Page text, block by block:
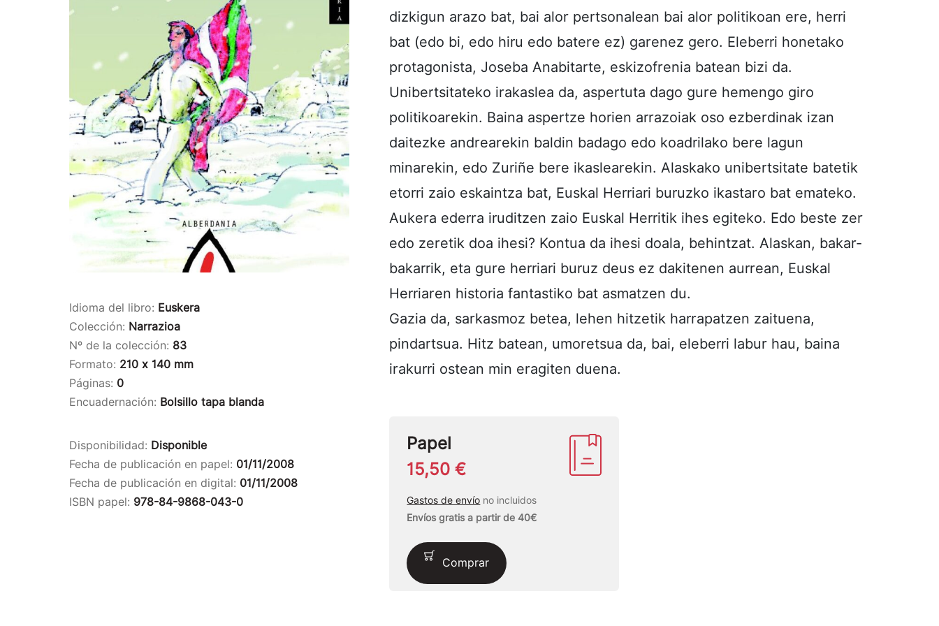
Idioma del libro: Euskera
Colección: Narrazioa
Nº de la colección: 83
Formato: 210 x 140 mm
Páginas: 0
Encuadernación: Bolsillo tapa blanda
Disponibilidad: Disponible
Fecha de publicación en papel: 01/11/2008
Fecha de publicación en digital: 01/11/2008
ISBN papel: 978-84-9868-043-0
dizkigun arazo bat, bai alor pertsonalean bai alor politikoan ere, herri
bat (edo bi, edo hiru edo batere ez) garenez gero. Eleberri honetako
protagonista, Joseba Anabitarte, eskizofrenia batean bizi da.
Unibertsitateko irakaslea da, aspertuta dago gure hemengo giro
politikoarekin. Baina aspertze horien arrazoiak oso ezberdinak izan
daitezke andrearekin baldin badago edo koadrilako bere lagun
minarekin, edo Zuriñe bere ikaslearekin. Alaskako unibertsitate batetik
etorri zaio eskaintza bat, Euskal Herriari buruzko ikastaro bat emateko.
Aukera ederra iruditzen zaio Euskal Herritik ihes egiteko. Edo beste zer
edo zeretik doa ihesi? Kontua da ihesi doala, behintzat. Alaskan, bakar-
bakarrik, eta gure herriari buruz deus ez dakitenen aurrean, Euskal
Herriaren historia fantastiko bat asmatzen du.
Gazia da, sarkasmoz betea, lehen hitzetik harrapatzen zaituena,
pindartsua. Hitz batean, umoretsua da, bai, eleberri labur hau, baina
irakurri ostean min eragiten duena.
Papel
15,50 €
Gastos de envío no incluidos
Envíos gratis a partir de 40€
Comprar